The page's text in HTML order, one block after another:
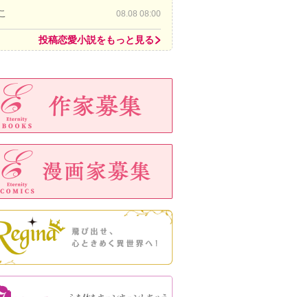
08.08 08:00
投稿恋愛小説をもっと見る